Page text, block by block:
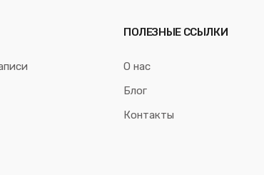
ПОЛЕЗНЫЕ ССЫЛКИ
О нас
Блог
Контакты